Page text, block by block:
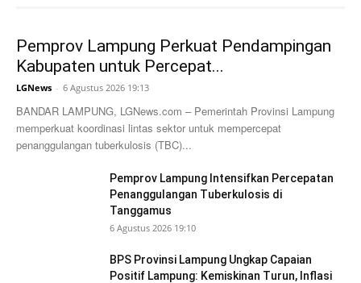
Pemprov Lampung Perkuat Pendampingan
Kabupaten untuk Percepat...
LGNews - 6 Agustus 2026 19:13
BANDAR LAMPUNG, LGNews.com – Pemerintah Provinsi Lampung
memperkuat koordinasi lintas sektor untuk mempercepat
penanggulangan tuberkulosis (TBC)...
Pemprov Lampung Intensifkan Percepatan
Penanggulangan Tuberkulosis di
Tanggamus
6 Agustus 2026 19:10
BPS Provinsi Lampung Ungkap Capaian
Positif Lampung: Kemiskinan Turun, Inflasi